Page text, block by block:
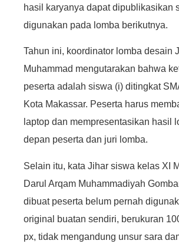
hasil karyanya dapat dipublikasikan
digunakan pada lomba berikutnya.
Tahun ini, koordinator lomba desain
Muhammad mengutarakan bahwa
peserta adalah siswa (i) ditingkat
Kota Makassar. Peserta harus
laptop dan mempresentasikan hasil
depan peserta dan juri lomba.
Selain itu, kata Jihar siswa kelas XI
Darul Arqam Muhammadiyah
dibuat peserta belum pernah
original buatan sendiri, berukuran
px, tidak mengandung unsur sara